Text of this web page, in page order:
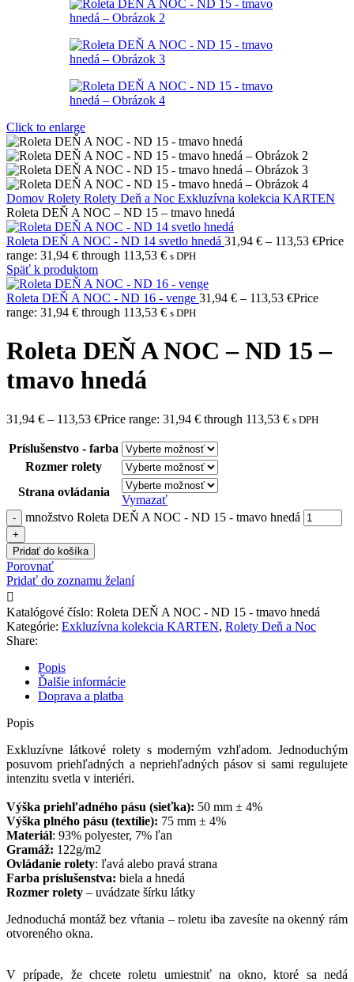
Click to enlarge
Domov Rolety Rolety Deň a Noc Exkluzívna kolekcia KARTEN
Roleta DEŇ A NOC – ND 15 – tmavo hnedá
Roleta DEŇ A NOC - ND 14 svetlo hnedá 31,94 € – 113,53 €Price
range: 31,94 € through 113,53 € s DPH
Späť k produktom
Roleta DEŇ A NOC - ND 16 - venge 31,94 € – 113,53 €Price
range: 31,94 € through 113,53 € s DPH
Roleta DEŇ A NOC – ND 15 –
tmavo hnedá
31,94 € – 113,53 €Price range: 31,94 € through 113,53 € s DPH
Príslušenstvo - farba
Rozmer rolety
Strana ovládania
Vymazať
množstvo Roleta DEŇ A NOC - ND 15 - tmavo hnedá
Pridať do košíka
Porovnať
Pridať do zoznamu želaní
Katalógové číslo: Roleta DEŇ A NOC - ND 15 - tmavo hnedá
Kategórie: Exkluzívna kolekcia KARTEN, Rolety Deň a Noc
Share:
Popis
Ďalšie informácie
Doprava a platba
Popis
Exkluzívne látkové rolety s moderným vzhľadom. Jednoduchým
posuvom priehľadných a nepriehľadných pásov si sami regulujete
intenzitu svetla v interiéri.
Výška priehľadného pásu (sieťka): 50 mm ± 4%
Výška plného pásu (textílie): 75 mm ± 4%
Materiál: 93% polyester, 7% ľan
Gramáž: 122g/m2
Ovládanie rolety: ľavá alebo pravá strana
Farba príslušenstva: biela a hnedá
Rozmer rolety – uvádzate šírku látky
Jednoduchá montáž bez vŕtania – roletu iba zavesíte na okenný rám
otvoreného okna.
V prípade, že chcete roletu umiestniť na okno, ktoré sa nedá